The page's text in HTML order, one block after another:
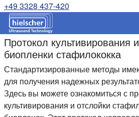
+49 3328 437-420
Протокол культивирования
биопленки стафилококка
Стандартизированные методы
для получения надежных
Здесь вы можете ознакомиться с
культивирования и отслойки